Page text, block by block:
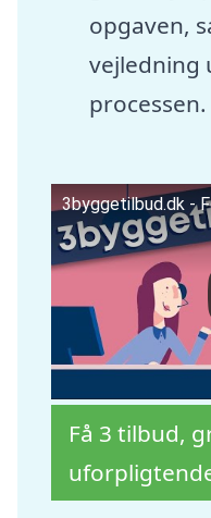
opgaven,
vejledning
processen.
3byggetilbud.dk -
Få 3 tilbud,